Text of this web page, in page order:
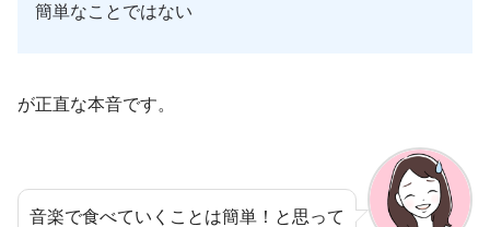
簡単なことではない
が正直な本音です。
音楽で食べていくことは簡単！と思って